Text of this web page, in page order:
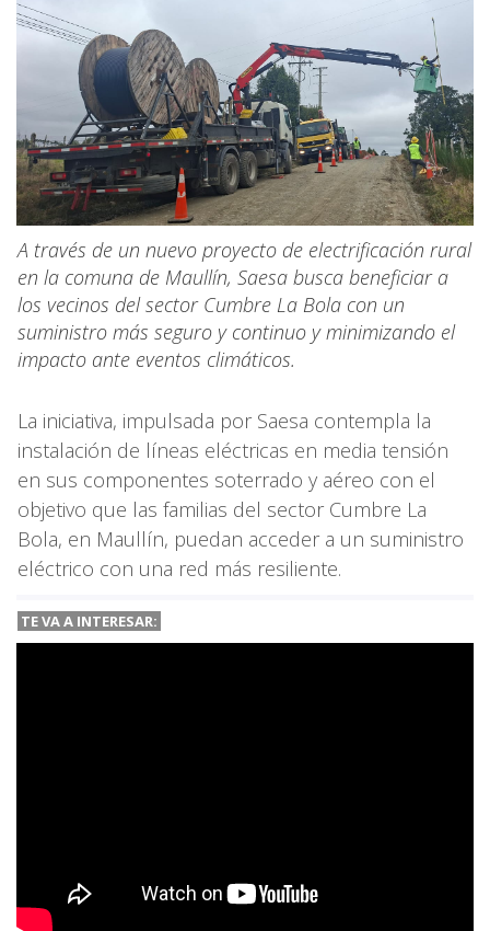
A través de un nuevo proyecto de electrificación rural
en la comuna de Maullín, Saesa busca beneficiar a
los vecinos del sector Cumbre La Bola con un
suministro más seguro y continuo y minimizando el
impacto ante eventos climáticos.
La iniciativa, impulsada por Saesa contempla la
instalación de líneas eléctricas en media tensión
en sus componentes soterrado y aéreo con el
objetivo que las familias del sector Cumbre La
Bola, en Maullín, puedan acceder a un suministro
eléctrico con una red más resiliente.
TE VA A INTERESAR: